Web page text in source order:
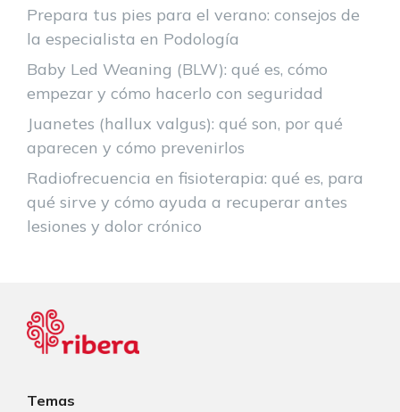
Prepara tus pies para el verano: consejos de
la especialista en Podología
Baby Led Weaning (BLW): qué es, cómo
empezar y cómo hacerlo con seguridad
Juanetes (hallux valgus): qué son, por qué
aparecen y cómo prevenirlos
Radiofrecuencia en fisioterapia: qué es, para
qué sirve y cómo ayuda a recuperar antes
lesiones y dolor crónico
Temas